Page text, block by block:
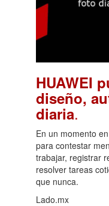
HUAWEI
diseño,
diaria.
En un momento
para contestar
trabajar, registrar
resolver tareas
que nunca.
Lado.mx